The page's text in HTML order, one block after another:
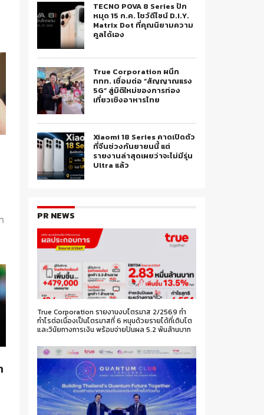
TECNO POVA 8 Series ปัก
หมุด 15 ก.ค. โชว์ดีไซน์ D.I.Y.
Matrix Dot ที่คุณนิยามความ
คูลได้เอง
True Corporation ผนึก
ททท. เชื่อมต่อ “สัญญาณแรง
5G” สู่มิติใหม่ของการท่อง
เที่ยวเชิงอาหารไทย
Xiaomi 18 Series คาดเปิดตัว
ที่จีนช่วงกันยายนนี้ แต่
รายงานล่าสุดเผยว่าจะไม่มีรุ่น
Ultra แล้ว
PR NEWS
True Corporation รายงานงบไตรมาส 2/2569 ทำ
กำไรต่อเนื่องเป็นไตรมาสที่ 6 หนุนด้วยรายได้ที่เติบโต
และวินัยทางการเงิน พร้อมจ่ายปันผล 5.2 พันล้านบาท